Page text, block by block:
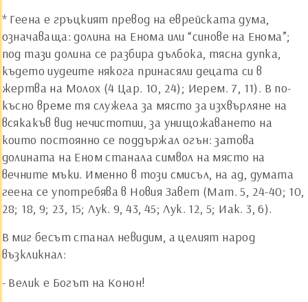
* Геена е гръцкият превод на еврейската дума,
означаваща: долина на Енома или “синове на Енома”;
под тази долина се разбира дълбока, тясна дупка,
където иудеите някога принасяли децата си в
жертва на Молох (4 Цар. 10, 24); Иерем. 7, 11). В по-
късно време тя служела за място за изхвърляне на
всякакъв вид нечистотии, за унищожаването на
които постоянно се поддържал огън: затова
долината на Еном станала символ на място на
вечните мъки. Именно в този смисъл, на ад, думата
геена се употребява в Новия Завет (Мат. 5, 24-40; 10,
28; 18, 9; 23, 15; Лук. 9, 43, 45; Лук. 12, 5; Иак. 3, 6).
В миг бесът станал невидим, а целият народ
възкликнал:
- Велик е Богът на Конон!